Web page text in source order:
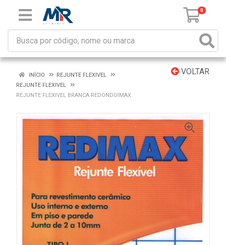
0
VOLTAR
INÍCIO
REJUNTE FLEXIVEL
REJUNTE FLEXIVEL
REJUNTE FLEXIVEL BRANCA REDONDOIMAX